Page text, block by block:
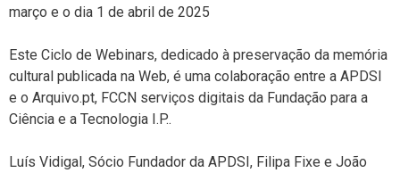
março e o dia 1 de abril de 2025
Este Ciclo de Webinars, dedicado à preservação da memória
cultural publicada na Web, é uma colaboração entre a APDSI
e o Arquivo.pt, FCCN serviços digitais da Fundação para a
Ciência e a Tecnologia I.P..
Luís Vidigal, Sócio Fundador da APDSI, Filipa Fixe e João